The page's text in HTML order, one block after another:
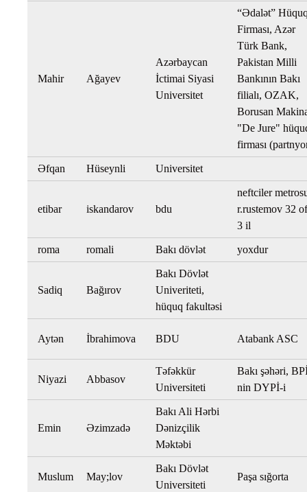
Mahir Ağayev
Azərbaycan
İctimai Siyasi
Universitet
“Ədalət”
Firması, Azər
Türk Bank,
Pakistan Milli
Bankının Bakı
filialı, OZAK,
Borusan
"De Jure"
firması
Əfqan Hüseynli Universitet
etibar iskandarov bdu
neftciler
r.rustemov 32
3 il
roma romali Bakı dövlət yoxdur
Sadiq Bağırov
Bakı Dövlət
Univeriteti,
hüquq fakultəsi
Aytən İbrahimova BDU Atabank ASC
Niyazi Abbasov
Təfəkkür
Universiteti
Bakı şəhəri,
nin DYPİ-i
Emin Əzimzadə
Bakı Ali Hərbi
Dənizçilik
Məktəbi
Muslum May;lov
Bakı Dövlət
Universiteti
Paşa sığorta